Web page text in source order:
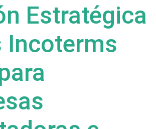
Estratégica
Incoterms